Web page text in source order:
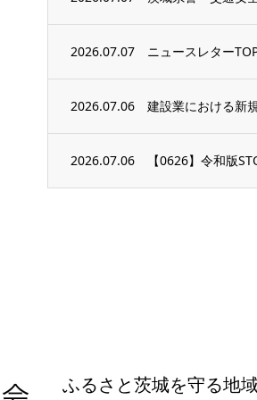
2026.07.07 ニュースレター
2026.07.06 建設業における新
2026.07.06 【0626】令和版
ふるさと茨城を守る地